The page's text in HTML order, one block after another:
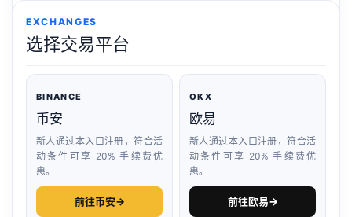
EXCHANGES
选择交易平台
BINANCE
币安
新人通过本入口注册，符合活
动条件可享 20% 手续费优
惠。
前往币安→
OKX
欧易
新人通过本入口注册，符合活
动条件可享 20% 手续费优
惠。
前往欧易→